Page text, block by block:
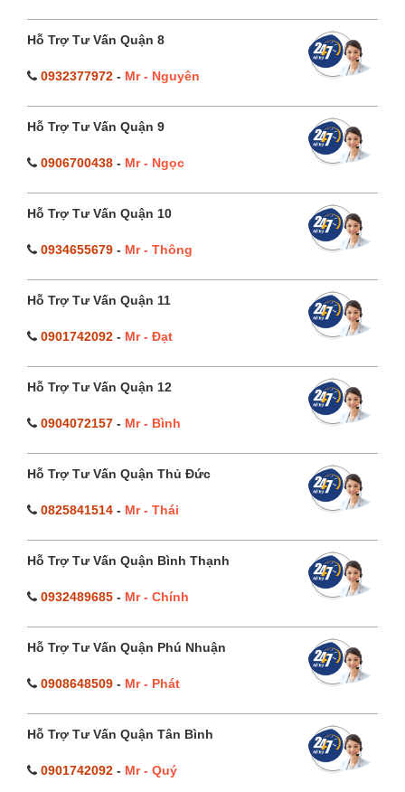
Hỗ Trợ Tư Vấn Quận 8
0932377972 - Mr - Nguyên
Hỗ Trợ Tư Vấn Quận 9
0906700438 - Mr - Ngọc
Hỗ Trợ Tư Vấn Quận 10
0934655679 - Mr - Thông
Hỗ Trợ Tư Vấn Quận 11
0901742092 - Mr - Đạt
Hỗ Trợ Tư Vấn Quận 12
0904072157 - Mr - Bình
Hỗ Trợ Tư Vấn Quận Thủ Đức
0825841514 - Mr - Thái
Hỗ Trợ Tư Vấn Quận Bình Thạnh
0932489685 - Mr - Chính
Hỗ Trợ Tư Vấn Quận Phú Nhuận
0908648509 - Mr - Phát
Hỗ Trợ Tư Vấn Quận Tân Bình
0901742092 - Mr - Quý